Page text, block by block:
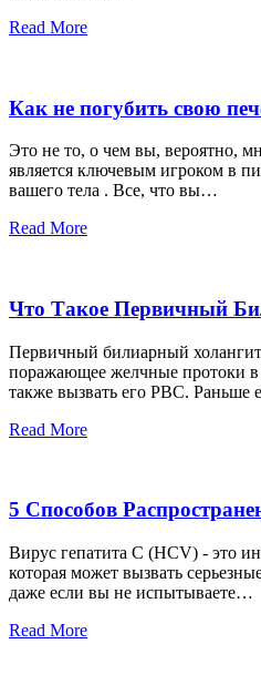
Read More
Как не погубить свою
Это не то, о чем вы, вероятно,
является ключевым игроком в
вашего тела . Все, что вы…
Read More
Что Такое Первичный
Первичный билиарный холангит
поражающее желчные протоки
также вызвать его PBC.
Read More
5 Способов
Вирус гепатита С (HCV) - это
которая может вызвать
даже если вы не испытываете…
Read More